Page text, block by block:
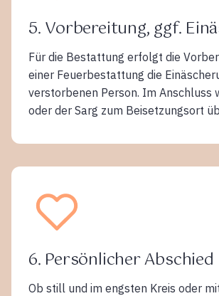
5. Vorbereitung, ggf.
Für die Bestattung erfolgt die
einer Feuerbestattung die
verstorbenen Person. Im Anschluss
oder der Sarg zum Beisetzungsort
6. Persönlicher Abschied
Ob still und im engsten Kreis oder